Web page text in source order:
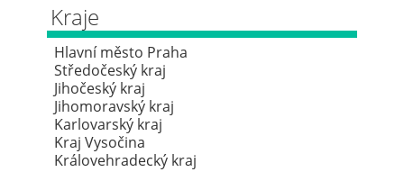
Kraje
Hlavní město Praha
Středočeský kraj
Jihočeský kraj
Jihomoravský kraj
Karlovarský kraj
Kraj Vysočina
Královehradecký kraj